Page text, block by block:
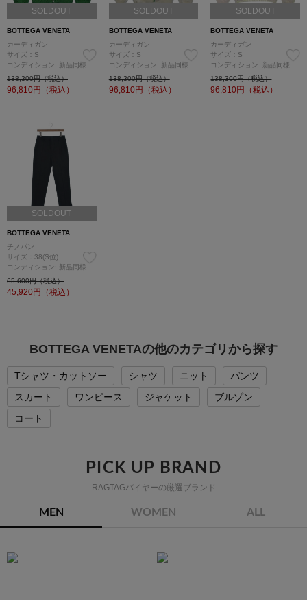
SOLDOUT
BOTTEGA VENETA
カーディガン
サイズ：S
コンディション: 新品同様
138,300円（税込）
96,810円（税込）
SOLDOUT
BOTTEGA VENETA
カーディガン
サイズ：S
コンディション: 新品同様
138,300円（税込）
96,810円（税込）
SOLDOUT
BOTTEGA VENETA
カーディガン
サイズ：S
コンディション: 新品同様
138,300円（税込）
96,810円（税込）
SOLDOUT
BOTTEGA VENETA
チノパン
サイズ：38(S位)
コンディション: 新品同様
65,600円（税込）
45,920円（税込）
BOTTEGA VENETAの他のカテゴリから探す
Tシャツ・カットソー シャツ ニット
パンツ
スカート
ワンピース ジャケット
ブルゾン
コート
PICK UP BRAND
RAGTAGバイヤーの厳選ブランド
MEN WOMEN ALL